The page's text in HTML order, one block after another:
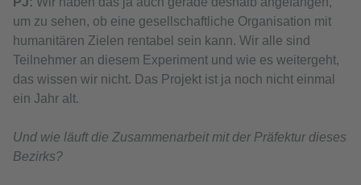
um zu sehen, ob eine gesellschaftliche Organisation mit
humanitären Zielen rentabel sein kann. Wir alle sind
Teilnehmer an diesem Experiment und wie es weitergeht,
das wissen wir nicht. Das Projekt ist ja noch nicht einmal
ein Jahr alt.
Und wie läuft die Zusammenarbeit mit der Präfektur dieses
Bezirks?